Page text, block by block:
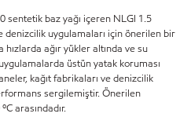
baz yağı içeren NLGI 1.5
denizcilik uygulamaları için önerilen bir
hızlarda ağır yükler altında ve su
üstün yatak koruması
kağıt fabrikaları ve denizcilik
sergilemiştir. Önerilen
arasındadır.